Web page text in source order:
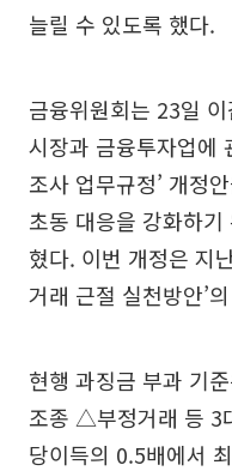
늘릴 수 있도록 했다.
금융위원회는 23일
시장과 금융투자업에
조사 업무규정’ 개정
초동 대응을 강화하
혔다. 이번 개정은 지
거래 근절 실천방안’
현행 과징금 부과 기
조종 △부정거래 등 3
당이득의 0.5배에서